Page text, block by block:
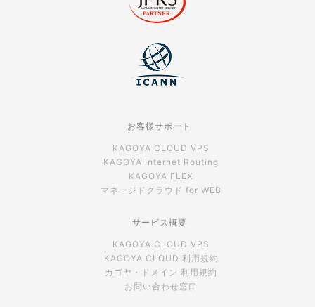
お客様サポート
KAGOYA CLOUD VPS
KAGOYA Internet Routing
KAGOYA FLEX
マネージドクラウド for WEB
サービス概要
KAGOYA CLOUD VPS
KAGOYA CLOUD 利用規約
カゴヤ・ドメイン 利用規約
お問い合わせ窓口